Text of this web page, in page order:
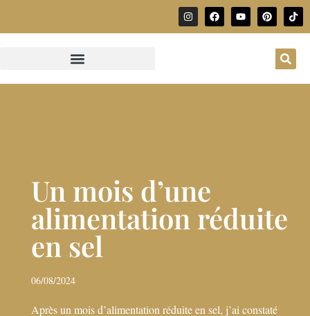
Un mois d’une
alimentation réduite
en sel
06/08/2024
Après un mois d’alimentation réduite en sel, j’ai constaté